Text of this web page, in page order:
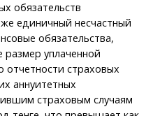
обязательств
единичный несчастный
обязательства,
уплаченной
отчетности страховых
аннуитетных
страховым случаям